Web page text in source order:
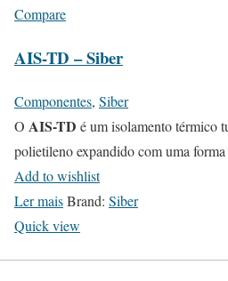
Compare
AIS-TD – Siber
Componentes, Siber
O AIS-TD é um isolamento térmico
polietileno expandido com uma forma
Add to wishlist
Ler maisBrand: Siber
Quick view